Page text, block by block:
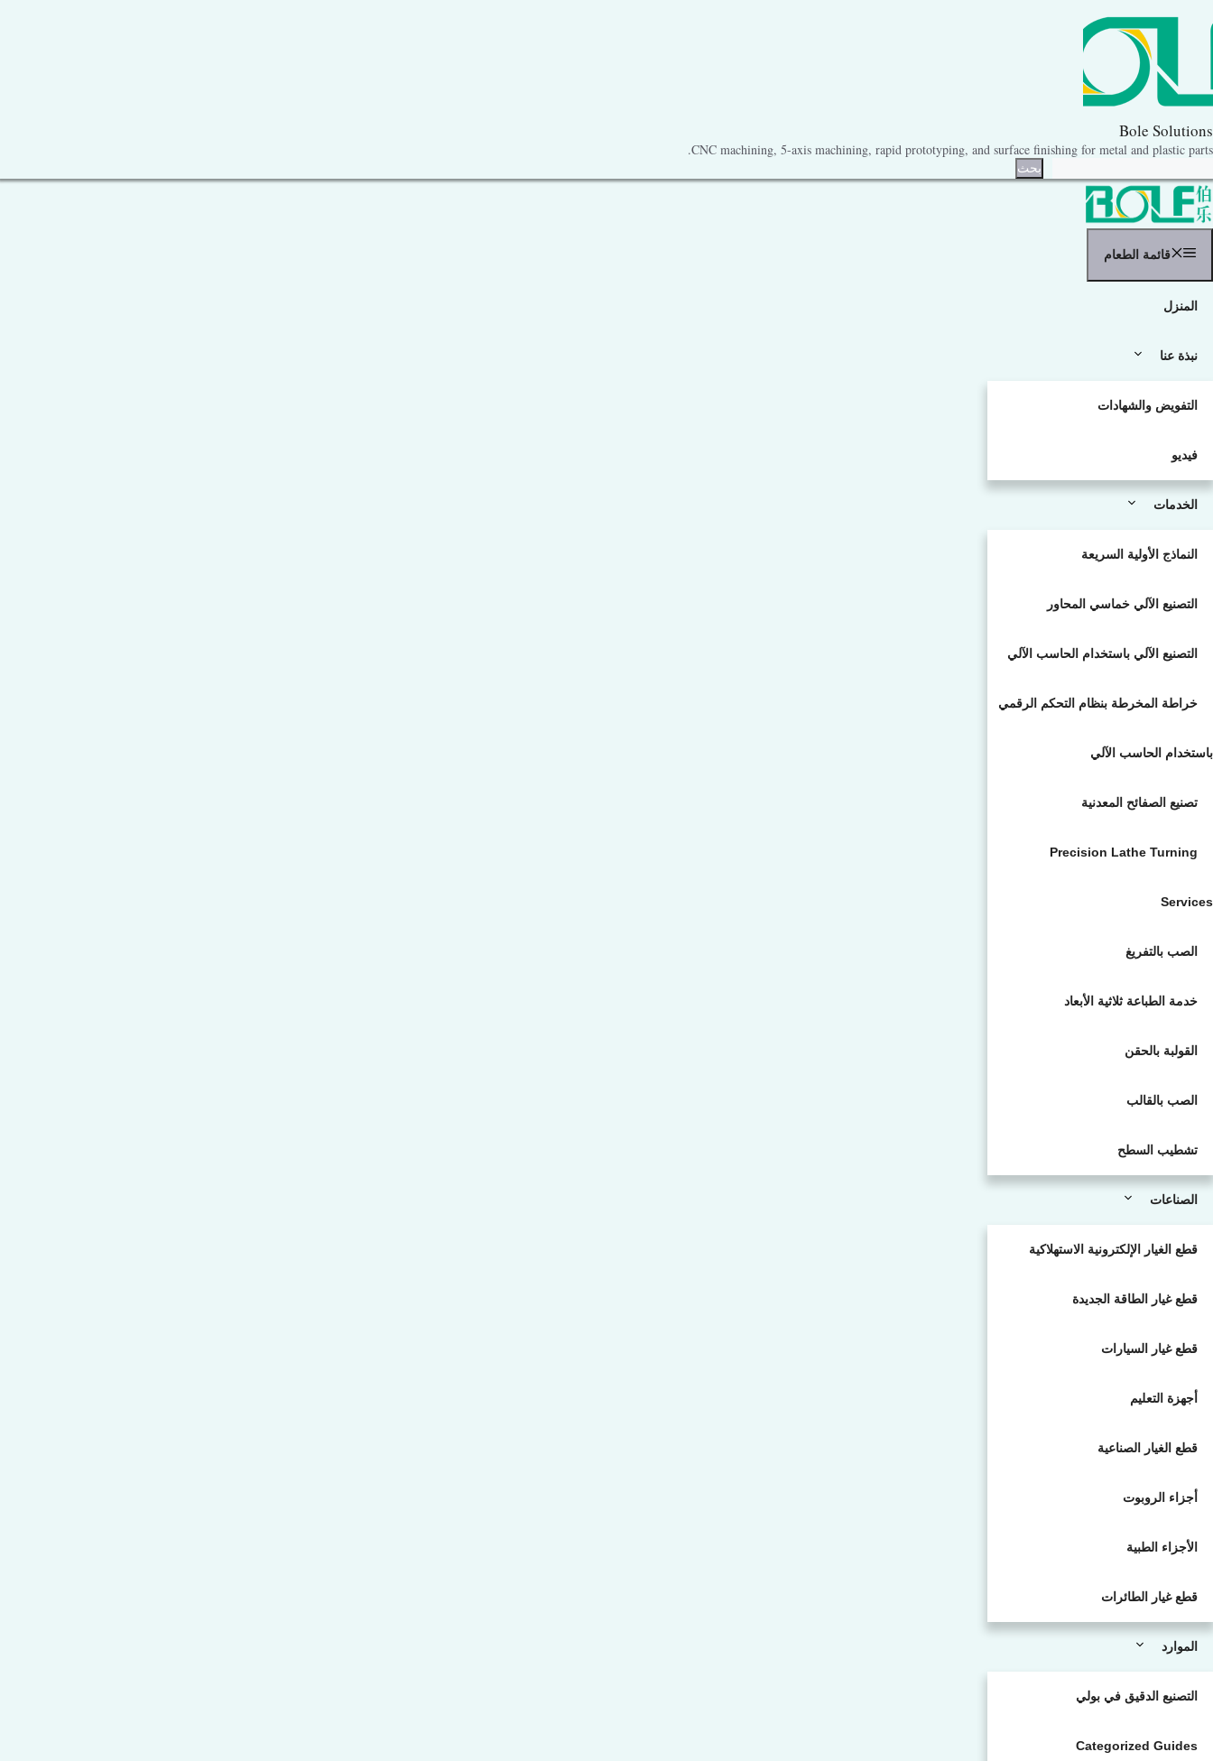
إلى
Bole Solutions
CNC machining, 5-axis machining, rapid prototyping, and surface finishing for metal and plastic parts.
بحث
قائمة الطعام
المنزل
نبذة عنا
التفويض والشهادات
فيديو
الخدمات
النماذج الأولية السريعة
التصنيع الآلي خماسي المحاور
التصنيع الآلي باستخدام الحاسب الآلي
خراطة المخرطة بنظام التحكم الرقمي
باستخدام الحاسب الآلي
تصنيع الصفائح المعدنية
Precision Lathe Turning
Services
الصب بالتفريغ
خدمة الطباعة ثلاثية الأبعاد
القولبة بالحقن
الصب بالقالب
تشطيب السطح
الصناعات
قطع الغيار الإلكترونية الاستهلاكية
قطع غيار الطاقة الجديدة
قطع غيار السيارات
أجهزة التعليم
قطع الغيار الصناعية
أجزاء الروبوت
الأجزاء الطبية
قطع غيار الطائرات
الموارد
التصنيع الدقيق في بولي
Categorized Guides